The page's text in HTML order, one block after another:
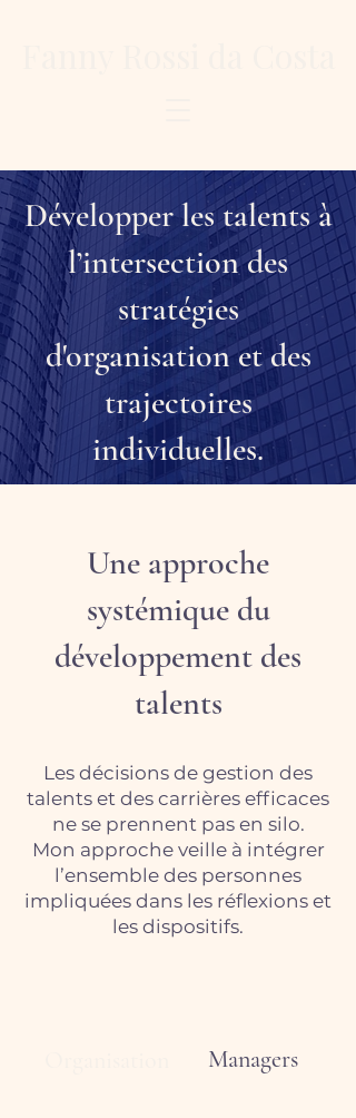
Développer les talents à
l’intersection des
stratégies
d'organisation et des
trajectoires
individuelles.
Une approche
systémique du
développement des
talents
Les décisions de gestion des
talents et des carrières efficaces
ne se prennent pas en silo.
Mon approche veille à intégrer
l’ensemble des personnes
impliquées dans les réflexions et
les dispositifs.
Managers